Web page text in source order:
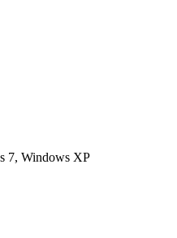
7, Windows XP